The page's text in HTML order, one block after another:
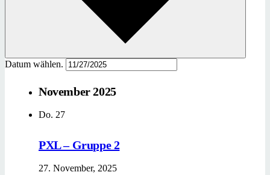
Datum wählen.
November 2025
Do. 27
PXL – Gruppe 2
27. November, 2025